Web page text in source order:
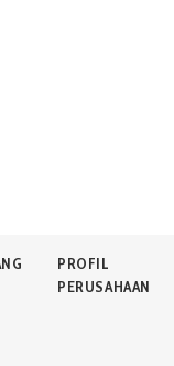
PROFIL
PERUSAHAAN